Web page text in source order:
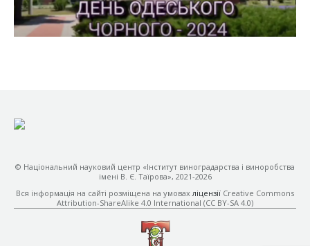
© Національний науковий центр «Інститут виноградарства і виноробства
імені В. Є. Таїрова», 2021-2026
Вся інформація на сайті розміщена на умовахліцензії Creative Commons
Attribution-ShareAlike 4.0 International (CC BY-SA 4.0)